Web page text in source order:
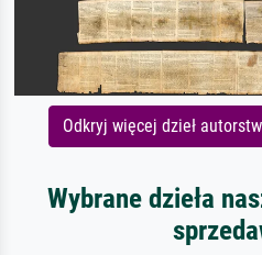
Odkryj więcej dzieł
Wybrane dzieła